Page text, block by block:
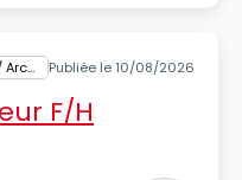
BTP / Matériaux de construction / Architecture Publiée le 10/08/2026
F/H